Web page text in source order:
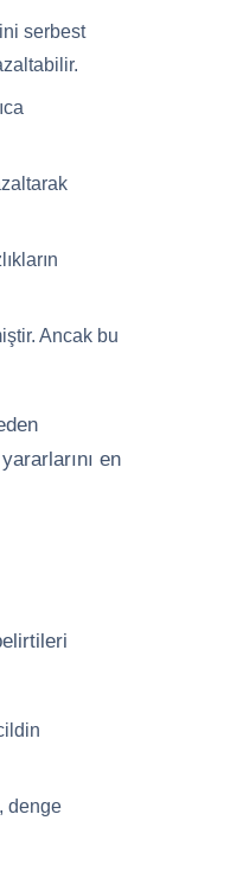
serbest
Ancak bu
en
denge